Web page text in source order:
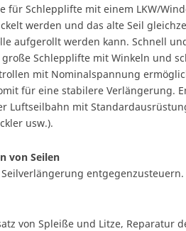
für Schlepplifte mit einem LKW/
werden und das alte Seil
aufgerollt werden kann. Schnell
Schlepplifte mit Winkeln und
mit Nominalspannung
für eine stabilere Verlängerung.
Luftseilbahn mit
usw.).
von Seilen
entgegenzusteuern.
von Spleiße und Litze, Reparatur